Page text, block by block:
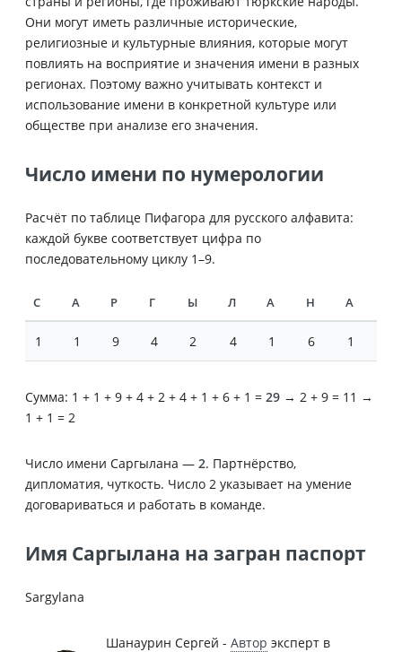
Они могут иметь различные исторические,
религиозные и культурные влияния, которые могут
повлиять на восприятие и значения имени в разных
регионах. Поэтому важно учитывать контекст и
использование имени в конкретной культуре или
обществе при анализе его значения.
Число имени по нумерологии
Расчёт по таблице Пифагора для русского алфавита:
каждой букве соответствует цифра по
последовательному циклу 1–9.
С А Р Г Ы Л А Н А
1 1 9 4 2 4 1 6 1
Сумма: 1 + 1 + 9 + 4 + 2 + 4 + 1 + 6 + 1 = 29 → 2 + 9 = 11 →
1 + 1 = 2
Число имени Саргылана — 2. Партнёрство,
дипломатия, чуткость. Число 2 указывает на умение
договариваться и работать в команде.
Имя Саргылана на загран паспорт
Sargylana
Шанаурин Сергей - Автор эксперт в